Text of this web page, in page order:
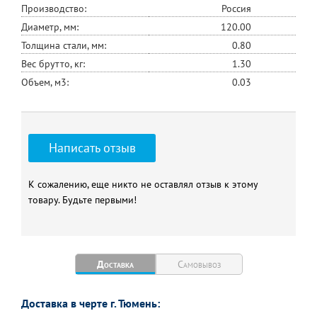
Производство:
Россия
Диаметр, мм:
120.00
Толщина стали, мм:
0.80
Вес брутто, кг:
1.30
Объем, м3:
0.03
Написать отзыв
К сожалению, еще никто не оставлял отзыв к этому
товару. Будьте первыми!
Доставка Самовывоз
Доставка в черте г. Тюмень: